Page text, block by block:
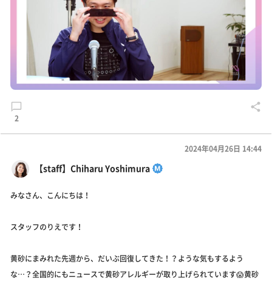
2
【staff】Chiharu Yoshimura
2024年04月26日 14:44
みなさん、こんにちは！
スタッフのりえです！
黄砂にまみれた先週から、だいぶ回復してきた！？ような気もするよう
な…？全国的にもニュースで黄砂アレルギーが取り上げられています😱黄砂